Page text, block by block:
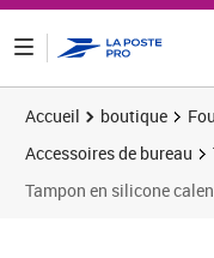
Accueil boutique
Accessoires de bureau
Tampon en silicone